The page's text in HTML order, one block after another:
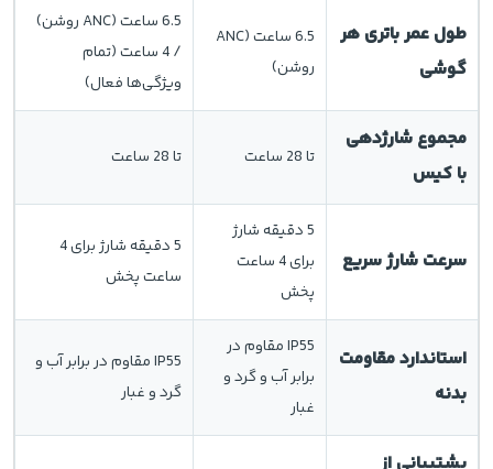
طول عمر باتری هر
گوشی
6.5 ساعت (ANC
روشن)
6.5 ساعت (ANC روشن)
/ 4 ساعت (تمام
ویژگی‌ها فعال)
مجموع شارژدهی
با کیس
تا 28 ساعت تا 28 ساعت
سرعت شارژ سریع
5 دقیقه شارژ
برای 4 ساعت
پخش
5 دقیقه شارژ برای 4
ساعت پخش
استاندارد مقاومت
بدنه
IP55 مقاوم در
برابر آب و گرد و
غبار
IP55 مقاوم در برابر آب و
گرد و غبار